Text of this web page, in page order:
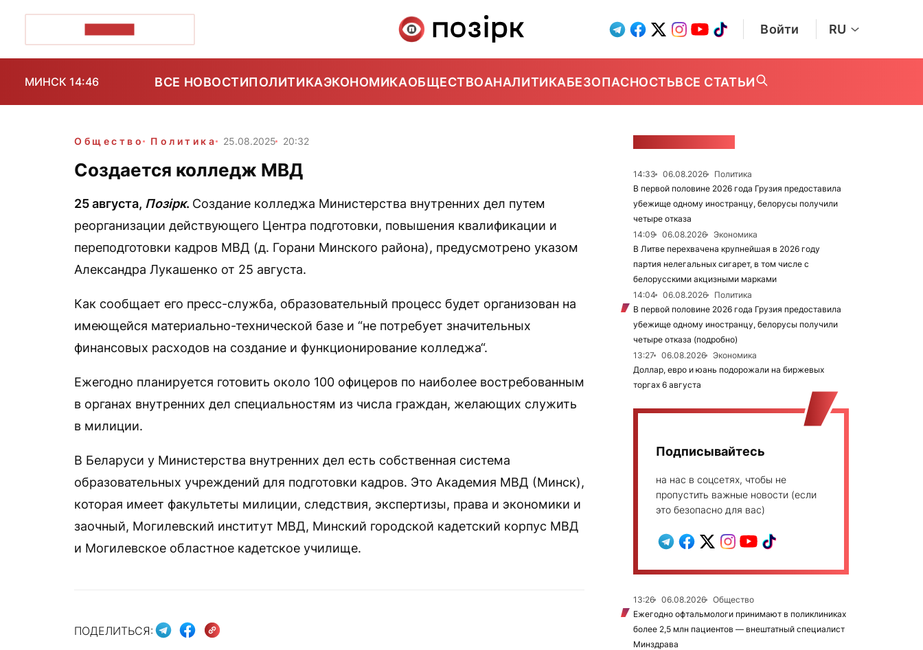
Войти RU
МИНСК 14:46 ВСЕ НОВОСТИПОЛИТИКАЭКОНОМИКАОБЩЕСТВОАНАЛИТИКАБЕЗОПАСНОСТЬВСЕ СТАТЬИ
Общество Политика 25.08.2025 20:32
Создается колледж МВД
25 августа, Позірк. Создание колледжа Министерства внутренних дел путем
реорганизации действующего Центра подготовки, повышения квалификации и
переподготовки кадров МВД (д. Горани Минского района), предусмотрено указом
Александра Лукашенко от 25 августа.
Как сообщает его пресс-служба, образовательный процесс будет организован на
имеющейся материально-технической базе и “не потребует значительных
финансовых расходов на создание и функционирование колледжа“.
Ежегодно планируется готовить около 100 офицеров по наиболее востребованным
в органах внутренних дел специальностям из числа граждан, желающих служить
в милиции.
В Беларуси у Министерства внутренних дел есть собственная система
образовательных учреждений для подготовки кадров. Это Академия МВД (Минск),
которая имеет факультеты милиции, следствия, экспертизы, права и экономики и
заочный, Могилевский институт МВД, Минский городской кадетский корпус МВД
и Могилевское областное кадетское училище.
ПОДЕЛИТЬСЯ:
14:33 06.08.2026
Политика
В первой половине 2026 года Грузия предоставила
убежище одному иностранцу, белорусы получили
четыре отказа
14:09
06.08.2026
Экономика
В Литве перехвачена крупнейшая в 2026 году
партия нелегальных сигарет, в том числе с
белорусскими акцизными марками
14:04
06.08.2026
Политика
В первой половине 2026 года Грузия предоставила
убежище одному иностранцу, белорусы получили
четыре отказа (подробно)
13:27
06.08.2026
Экономика
Доллар, евро и юань подорожали на биржевых
торгах 6 августа
Подписывайтесь
на нас в соцсетях, чтобы не
пропустить важные новости (если
это безопасно для вас)
13:26 06.08.2026
Общество
Ежегодно офтальмологи принимают в поликлиниках
более 2,5 млн пациентов — внештатный специалист
Минздрава